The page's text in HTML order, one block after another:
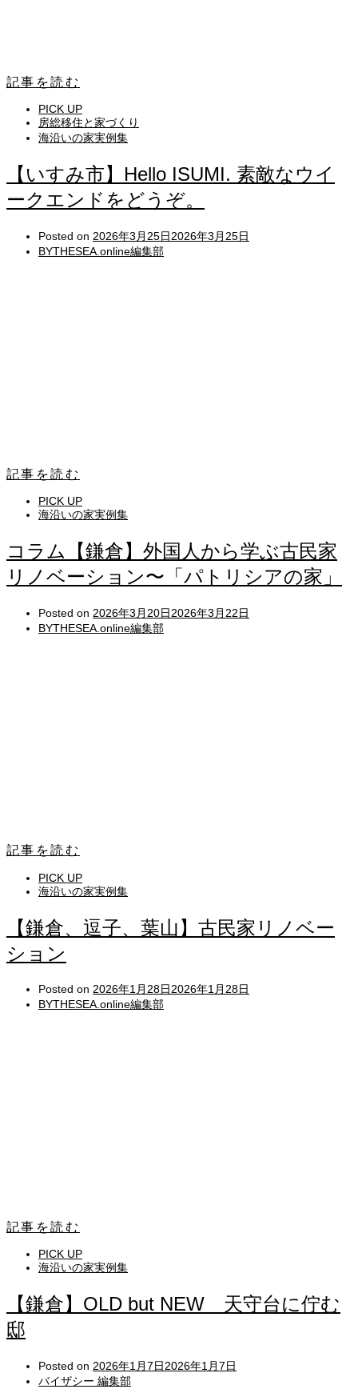
記事を読む
PICK UP
房総移住と家づくり
海沿いの家実例集
【いすみ市】Hello ISUMI. 素敵なウイ
ークエンドをどうぞ。
Posted on 2026年3月25日2026年3月25日
BYTHESEA.online編集部
記事を読む
PICK UP
海沿いの家実例集
コラム【鎌倉】外国人から学ぶ古民家
リノベーション〜「パトリシアの家」
Posted on 2026年3月20日2026年3月22日
BYTHESEA.online編集部
記事を読む
PICK UP
海沿いの家実例集
【鎌倉、逗子、葉山】古民家リノベー
ション
Posted on 2026年1月28日2026年1月28日
BYTHESEA.online編集部
記事を読む
PICK UP
海沿いの家実例集
【鎌倉】OLD but NEW 天守台に佇む
邸
Posted on 2026年1月7日2026年1月7日
バイザシー 編集部